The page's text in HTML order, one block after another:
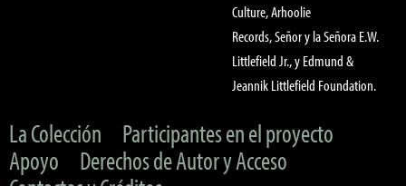
Culture, Arhoolie
Records, Señor y la Señora E.W.
Littlefield Jr., y Edmund &
Jeannik Littlefield Foundation.
La Colección
Participantes en el proyecto
Apoyo
Derechos de Autor y Acceso